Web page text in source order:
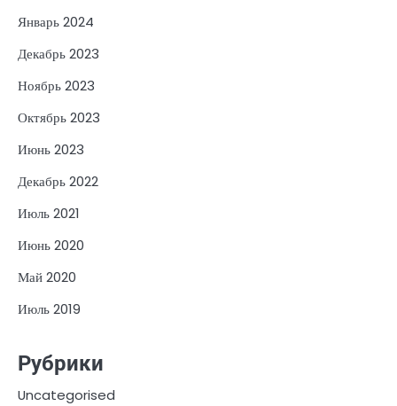
Январь 2024
Декабрь 2023
Ноябрь 2023
Октябрь 2023
Июнь 2023
Декабрь 2022
Июль 2021
Июнь 2020
Май 2020
Июль 2019
Рубрики
Uncategorised